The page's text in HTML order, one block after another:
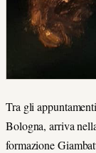
Tra gli
Bologna, arriva
formazione